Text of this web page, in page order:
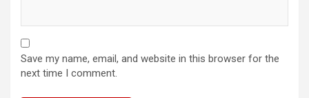
Save my name, email, and website in this browser for the
next time I comment.